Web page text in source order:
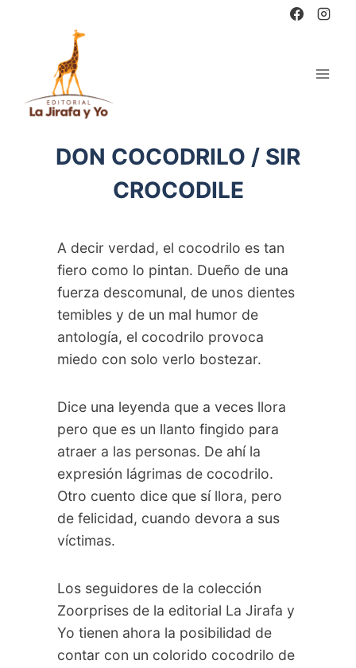
DON COCODRILO / SIR
CROCODILE
A decir verdad, el cocodrilo es tan
fiero como lo pintan. Dueño de una
fuerza descomunal, de unos dientes
temibles y de un mal humor de
antología, el cocodrilo provoca
miedo con solo verlo bostezar.
Dice una leyenda que a veces llora
pero que es un llanto fingido para
atraer a las personas. De ahí la
expresión lágrimas de cocodrilo.
Otro cuento dice que sí llora, pero
de felicidad, cuando devora a sus
víctimas.
Los seguidores de la colección
Zoorprises de la editorial La Jirafa y
Yo tienen ahora la posibilidad de
contar con un colorido cocodrilo de